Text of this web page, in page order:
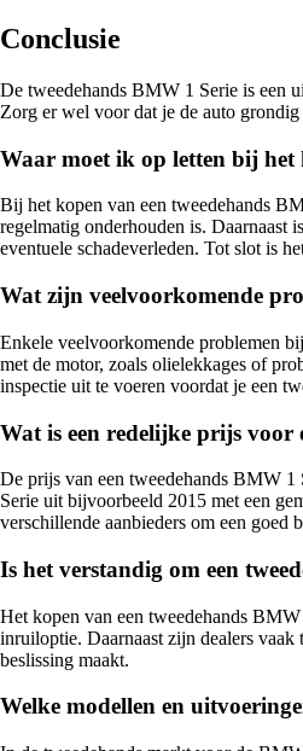
Conclusie
De tweedehands BMW 1 Serie is een
Zorg er wel voor dat je de auto
Waar moet ik op letten bij het
Bij het kopen van een tweedehands
regelmatig onderhouden is. Daarnaast
eventuele schadeverleden. Tot slot is
Wat zijn veelvoorkomende
Enkele veelvoorkomende problemen
met de motor, zoals olielekkages of
inspectie uit te voeren voordat je een
Wat is een redelijke prijs voor
De prijs van een tweedehands BMW 1
Serie uit bijvoorbeeld 2015 met een
verschillende aanbieders om een goed
Is het verstandig om een
Het kopen van een tweedehands
inruiloptie. Daarnaast zijn dealers vaak
beslissing maakt.
Welke modellen en